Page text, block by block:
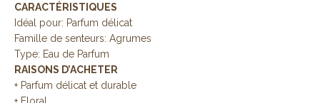
CARACTÉRISTIQUES
Idéal pour: Parfum délicat
Famille de senteurs: Agrumes
Type: Eau de Parfum
RAISONS D’ACHETER
+ Parfum délicat et durable
+ Floral